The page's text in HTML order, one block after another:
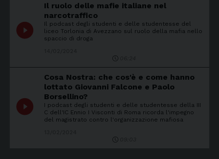
play_circle_filled
Il ruolo delle mafie italiane nel
narcotraffico
Il podcast degli studenti e delle studentesse del
liceo Torlonia di Avezzano sul ruolo della mafia nello
spaccio di droga
play_circle_filled
Cosa Nostra: che cos'è e come hanno
lottato Giovanni Falcone e Paolo
Borsellino?
I podcast degli studenti e delle studentesse della III
C dell'IC Ennio I Visconti di Roma ricorda l'impegno
del magistrato contro l'organizzazione mafiosa